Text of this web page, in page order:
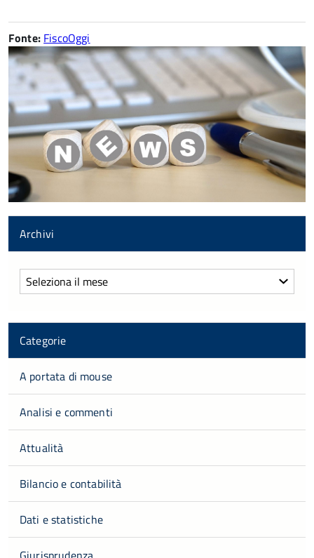
Fonte: FiscoOggi
Archivi
Archivi
Categorie
A portata di mouse
Analisi e commenti
Attualità
Bilancio e contabilità
Dati e statistiche